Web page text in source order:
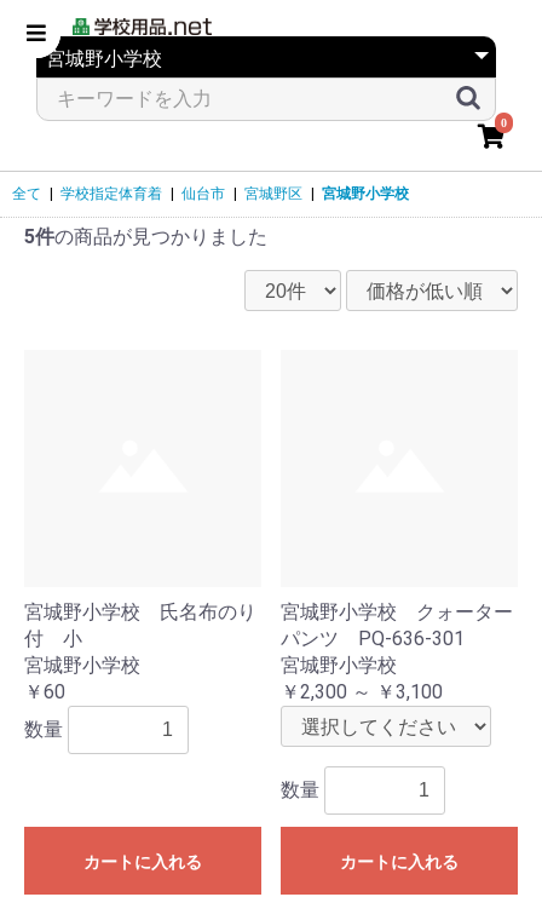
0
全て 学校指定体育着 仙台市 宮城野区 宮城野小学校
5件の商品が見つかりました
宮城野小学校 氏名布のり
付 小
宮城野小学校
￥60
数量
カートに入れる
宮城野小学校 クォーター
パンツ PQ-636-301
宮城野小学校
￥2,300 ～ ￥3,100
数量
カートに入れる